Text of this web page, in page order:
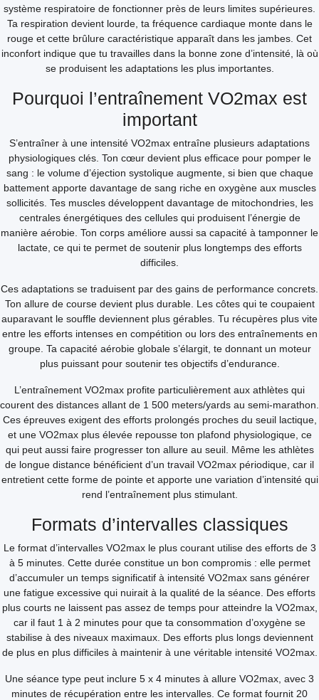
système respiratoire de fonctionner près de leurs limites supérieures.
Ta respiration devient lourde, ta fréquence cardiaque monte dans le
rouge et cette brûlure caractéristique apparaît dans les jambes. Cet
inconfort indique que tu travailles dans la bonne zone d’intensité, là où
se produisent les adaptations les plus importantes.
Pourquoi l’entraînement VO2max est
important
S’entraîner à une intensité VO2max entraîne plusieurs adaptations
physiologiques clés. Ton cœur devient plus efficace pour pomper le
sang : le volume d’éjection systolique augmente, si bien que chaque
battement apporte davantage de sang riche en oxygène aux muscles
sollicités. Tes muscles développent davantage de mitochondries, les
centrales énergétiques des cellules qui produisent l’énergie de
manière aérobie. Ton corps améliore aussi sa capacité à tamponner le
lactate, ce qui te permet de soutenir plus longtemps des efforts
difficiles.
Ces adaptations se traduisent par des gains de performance concrets.
Ton allure de course devient plus durable. Les côtes qui te coupaient
auparavant le souffle deviennent plus gérables. Tu récupères plus vite
entre les efforts intenses en compétition ou lors des entraînements en
groupe. Ta capacité aérobie globale s’élargit, te donnant un moteur
plus puissant pour soutenir tes objectifs d’endurance.
L’entraînement VO2max profite particulièrement aux athlètes qui
courent des distances allant de 1 500 meters/yards au semi-marathon.
Ces épreuves exigent des efforts prolongés proches du seuil lactique,
et une VO2max plus élevée repousse ton plafond physiologique, ce
qui peut aussi faire progresser ton allure au seuil. Même les athlètes
de longue distance bénéficient d’un travail VO2max périodique, car il
entretient cette forme de pointe et apporte une variation d’intensité qui
rend l’entraînement plus stimulant.
Formats d’intervalles classiques
Le format d’intervalles VO2max le plus courant utilise des efforts de 3
à 5 minutes. Cette durée constitue un bon compromis : elle permet
d’accumuler un temps significatif à intensité VO2max sans générer
une fatigue excessive qui nuirait à la qualité de la séance. Des efforts
plus courts ne laissent pas assez de temps pour atteindre la VO2max,
car il faut 1 à 2 minutes pour que ta consommation d’oxygène se
stabilise à des niveaux maximaux. Des efforts plus longs deviennent
de plus en plus difficiles à maintenir à une véritable intensité VO2max.
Une séance type peut inclure 5 x 4 minutes à allure VO2max, avec 3
minutes de récupération entre les intervalles. Ce format fournit 20